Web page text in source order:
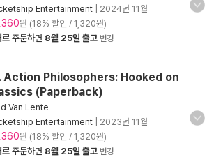
Entertainment
2024년 11월
원 (18% 할인 / 1,320원)
로 주문하면 8월 25일 출고 변경
Action Philosophers: Hooked on
(Paperback)
Van Lente
Entertainment
2023년 11월
원 (18% 할인 / 1,320원)
로 주문하면 8월 25일 출고 변경